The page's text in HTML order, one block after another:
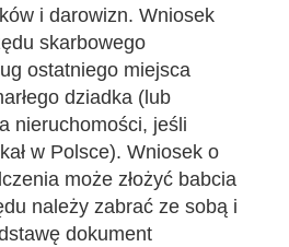
i darowizn. Wniosek
skarbowego
ostatniego miejsca
dziadka (lub
nieruchomości, jeśli
w Polsce). Wniosek o
może złożyć babcia
należy zabrać ze sobą i
dokument